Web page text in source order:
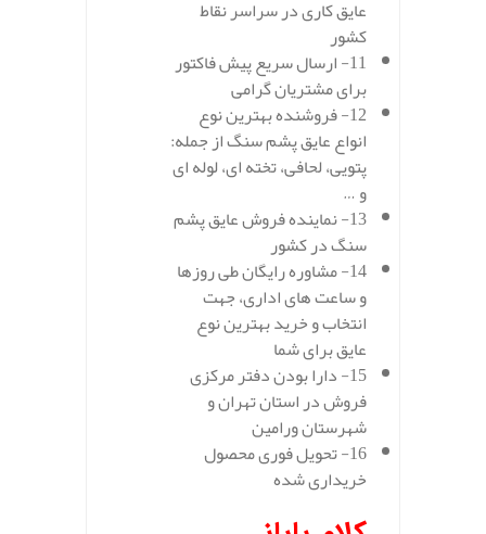
عایق کاری در سراسر نقاط
کشور
11- ارسال سریع پیش فاکتور
برای مشتریان گرامی
12- فروشنده بهترین نوع
انواع عایق پشم سنگ از جمله:
پتویی، لحافی، تخته ای، لوله ای
و …
13- نماینده فروش عایق پشم
سنگ در کشور
14- مشاوره رایگان طی روزها
و ساعت های اداری، جهت
انتخاب و خرید بهترین نوع
عایق برای شما
15- دارا بودن دفتر مرکزی
فروش در استان تهران و
شهرستان ورامین
16- تحویل فوری محصول
خریداری شده